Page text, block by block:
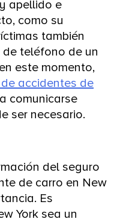
apellido e
como su
también
de teléfono de un
este momento,
accidentes de
comunicarse
ser necesario.
del seguro
de carro en New
Es
York sea un